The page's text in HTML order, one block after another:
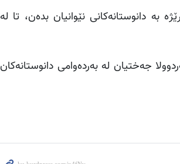
بە دانوستانەکانی نێوانیان بدەن، تا لە
جەختیان لە بەردەوامی دانوستانەکان